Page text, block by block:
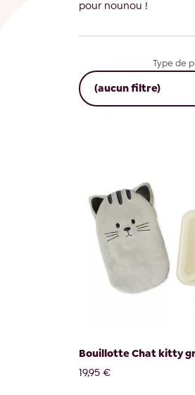
pour nounou !
Type de
(aucun filtre)
Bouillotte Chat kitty
19,95 €